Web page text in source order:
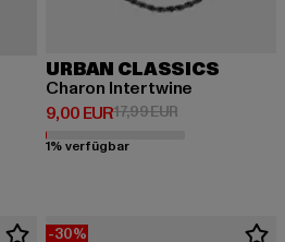
17,99 EUR
URBAN CLASSICS
Charon Intertwine
9,00 EUR
Derzeitiger Preis: 9,00 EUR
17,99 EURAktionspreis:
1% verfügbar
-30%